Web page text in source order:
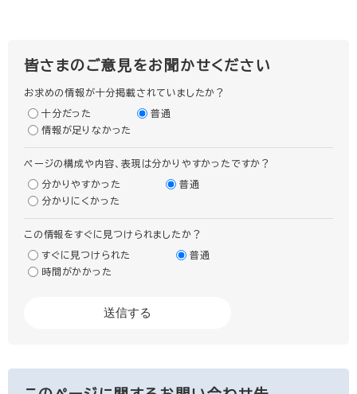
皆さまのご意見をお聞かせください
お求めの情報が十分掲載されていましたか？
十分だった
普通
情報が足りなかった
ページの構成や内容、表現は分かりやすかったですか？
分かりやすかった
普通
分かりにくかった
この情報をすぐに見つけられましたか？
すぐに見つけられた
普通
時間がかかった